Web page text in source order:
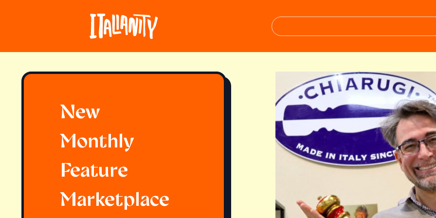
New
Monthly
Feature
Marketplace